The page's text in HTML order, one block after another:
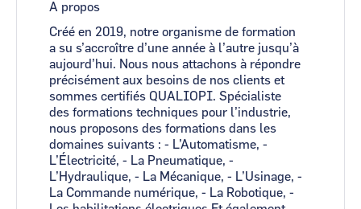
A propos
Créé en 2019, notre organisme de formation
a su s’accroître d’une année à l’autre jusqu’à
aujourd’hui. Nous nous attachons à répondre
précisément aux besoins de nos clients et
sommes certifiés QUALIOPI. Spécialiste
des formations techniques pour l’industrie,
nous proposons des formations dans les
domaines suivants : - L’Automatisme, -
L’Électricité, - La Pneumatique, -
L’Hydraulique, - La Mécanique, - L’Usinage, -
La Commande numérique, - La Robotique, -